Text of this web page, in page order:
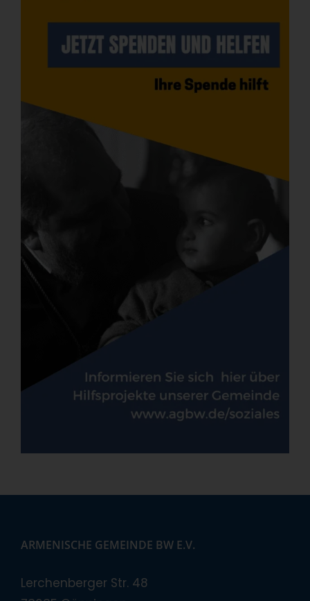
ARMENISCHE GEMEINDE BW E.V.
Lerchenberger Str. 48